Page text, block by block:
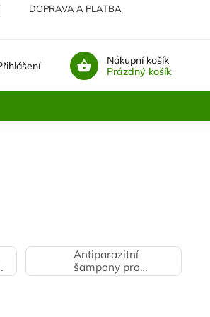
DOPRAVA A PLATBA
Nákupní košík
Prázdný košík
Antiparazitní
šampony pro
kočky